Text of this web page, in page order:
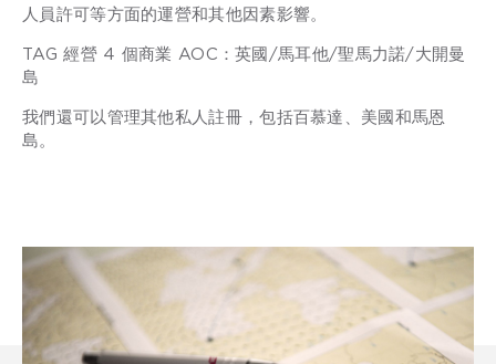
人員許可等方面的運營和其他因素影響。
TAG 經營 4 個商業 AOC：英國/馬耳他/聖馬力諾/大開曼
島
我們還可以管理其他私人註冊，包括百慕達、美國和馬恩
島。